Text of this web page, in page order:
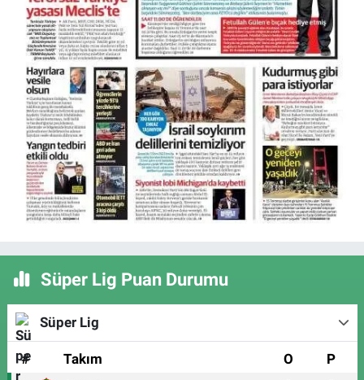
Süper Lig Puan Durumu
Süper Lig
# Takım O P